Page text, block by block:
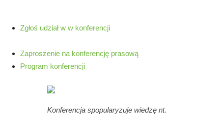
Zgłoś udział w w konferencji
Zaproszenie na konferencję prasową
Program konferencji
Konferencja spopularyzuje wiedzę nt.